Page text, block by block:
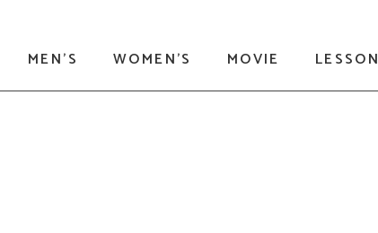
MEN'S WOMEN'S MOVIE LESSON